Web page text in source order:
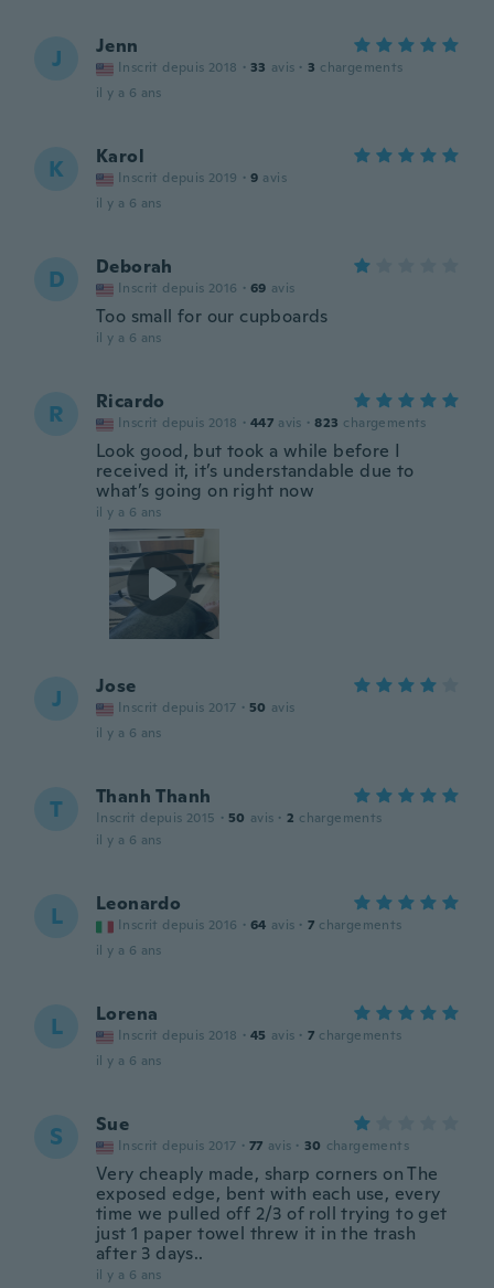
J Jenn
Inscrit depuis 2018 · 33 avis · 3 chargements
il y a 6 ans
K Karol
Inscrit depuis 2019 · 9 avis
il y a 6 ans
D Deborah
Inscrit depuis 2016 · 69 avis
Too small for our cupboards
il y a 6 ans
R Ricardo
Inscrit depuis 2018 · 447 avis · 823 chargements
Look good, but took a while before I
received it, it’s understandable due to
what’s going on right now
il y a 6 ans
J Jose
Inscrit depuis 2017 · 50 avis
il y a 6 ans
T Thanh Thanh
Inscrit depuis 2015 · 50 avis · 2 chargements
il y a 6 ans
L Leonardo
Inscrit depuis 2016 · 64 avis · 7 chargements
il y a 6 ans
L Lorena
Inscrit depuis 2018 · 45 avis · 7 chargements
il y a 6 ans
S Sue
Inscrit depuis 2017 · 77 avis · 30 chargements
Very cheaply made, sharp corners on The
exposed edge, bent with each use, every
time we pulled off 2/3 of roll trying to get
just 1 paper towel threw it in the trash
after 3 days..
il y a 6 ans